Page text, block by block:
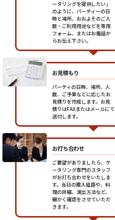
ータリングを提供したい」
のように、パーティーの日
時と場所、おおよそのご人
数・ご利用用途などを専用
フォーム、またはお電話か
らお伝え下さい。
お見積もり
パーティの日時、場所、人
数、ご予算などに応じたお
見積りを作成します。お見
積りはFAXまたはメールにて
送付します。
お打ち合わせ
ご要望がありましたら、ケ
ータリング専門のスタッフ
がお打ち合わせをいたしま
す。当日の搬入経路や、料
理の詳細、演出方法など、
細かく確認をさせていただ
きます。